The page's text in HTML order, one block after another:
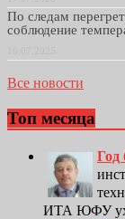
По следам
соблюдение
Все новости
Топ месяца
Год
ИТА ЮФУ